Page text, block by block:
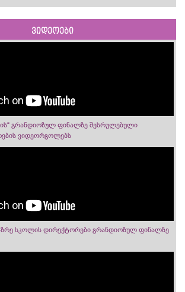
ვიდეოები
გრანდიოზულ ფინალზე შესრულებული
ვიდეორგოლებს
სკოლის დირექტორები გრანდიოზულ ფინალზე